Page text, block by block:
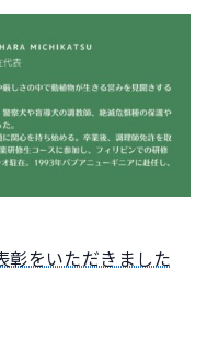
彰をいただきました